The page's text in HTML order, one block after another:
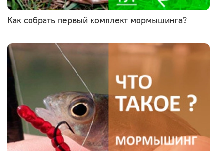
Как собрать первый комплект мормышинга?